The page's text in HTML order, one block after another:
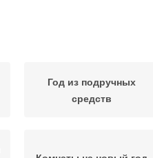
Год из подручных
средств